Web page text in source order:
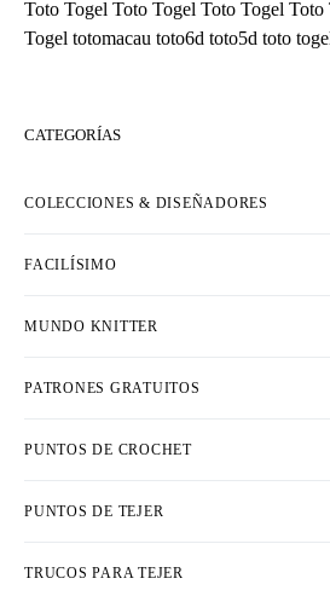
Toto Togel Toto Togel Toto Togel Toto
Togel totomacau toto6d toto5d toto
CATEGORÍAS
COLECCIONES & DISEÑADORES
FACILÍSIMO
MUNDO KNITTER
PATRONES GRATUITOS
PUNTOS DE CROCHET
PUNTOS DE TEJER
TRUCOS PARA TEJER